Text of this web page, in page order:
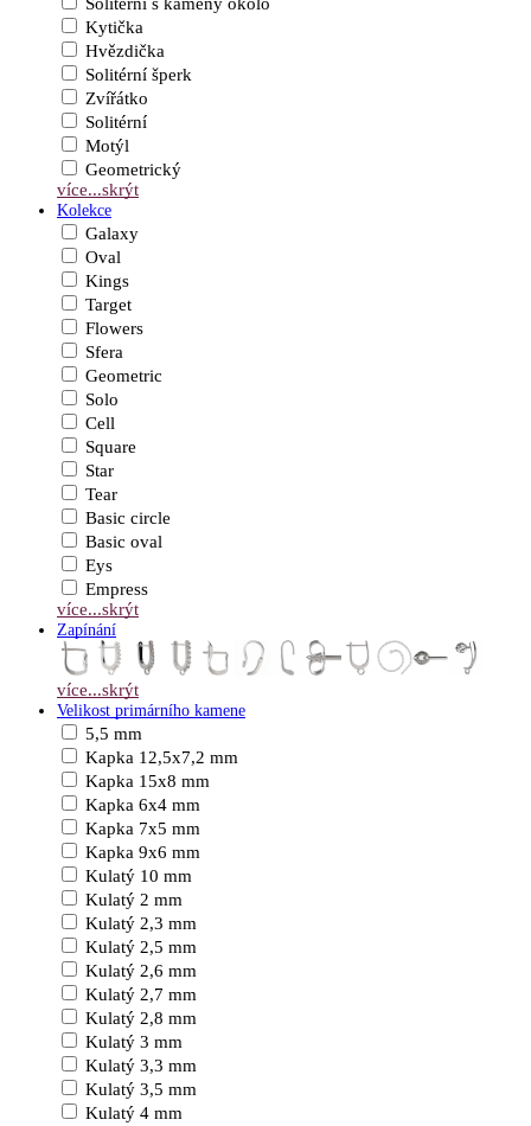
Kytička
Hvězdička
Solitérní šperk
Zvířátko
Solitérní
Motýl
Geometrický
více...skrýt
Kolekce
Galaxy
Oval
Kings
Target
Flowers
Sfera
Geometric
Solo
Cell
Square
Star
Tear
Basic circle
Basic oval
Eys
Empress
více...skrýt
Zapínání
více...skrýt
Velikost primárního kamene
5,5 mm
Kapka 12,5x7,2 mm
Kapka 15x8 mm
Kapka 6x4 mm
Kapka 7x5 mm
Kapka 9x6 mm
Kulatý 10 mm
Kulatý 2 mm
Kulatý 2,3 mm
Kulatý 2,5 mm
Kulatý 2,6 mm
Kulatý 2,7 mm
Kulatý 2,8 mm
Kulatý 3 mm
Kulatý 3,3 mm
Kulatý 3,5 mm
Kulatý 4 mm